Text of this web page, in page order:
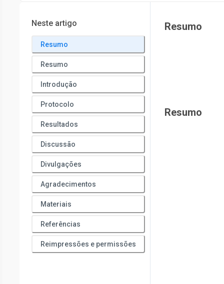
Neste artigo
Resumo
Resumo
Introdução
Protocolo
Resultados
Discussão
Divulgações
Agradecimentos
Materiais
Referências
Reimpressões e permissões
Resumo
Resumo